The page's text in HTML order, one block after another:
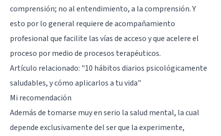
comprensión; no al entendimiento, a la comprensión. Y
esto por lo general requiere de acompañamiento
profesional que facilite las vías de acceso y que acelere el
proceso por medio de procesos terapéuticos.
Artículo relacionado: "10 hábitos diarios psicológicamente
saludables, y cómo aplicarlos a tu vida"
Mi recomendación
Además de tomarse muy en serio la salud mental, la cual
depende exclusivamente del ser que la experimente,